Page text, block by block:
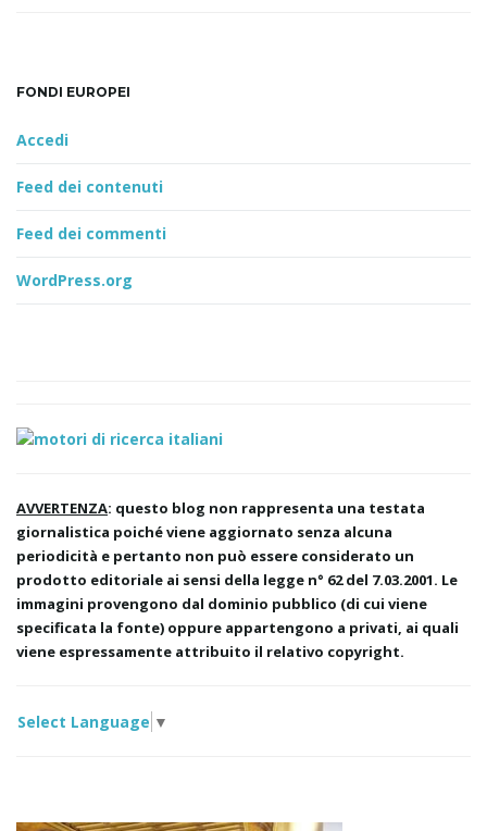
FONDI EUROPEI
Accedi
Feed dei contenuti
Feed dei commenti
WordPress.org
AVVERTENZA: questo blog non rappresenta una testata
giornalistica poiché viene aggiornato senza alcuna
periodicità e pertanto non può essere considerato un
prodotto editoriale ai sensi della legge n° 62 del 7.03.2001. Le
immagini provengono dal dominio pubblico (di cui viene
specificata la fonte) oppure appartengono a privati, ai quali
viene espressamente attribuito il relativo copyright.
Select Language ▼